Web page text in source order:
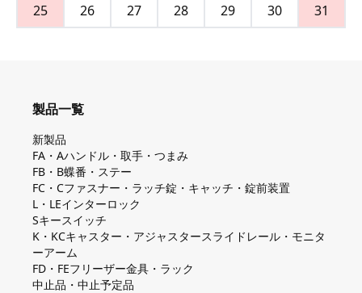
25
26 27 28 29 30 31
製品一覧
新製品
FA・Aハンドル・取手・つまみ
FB・B蝶番・ステー
FC・Cファスナー・ラッチ錠・キャッチ・錠前装置
L・LEインターロック
Sキースイッチ
K・KCキャスター・アジャスタースライドレール・モニタ
ーアーム
FD・FEフリーザー金具・ラック
中止品・中止予定品